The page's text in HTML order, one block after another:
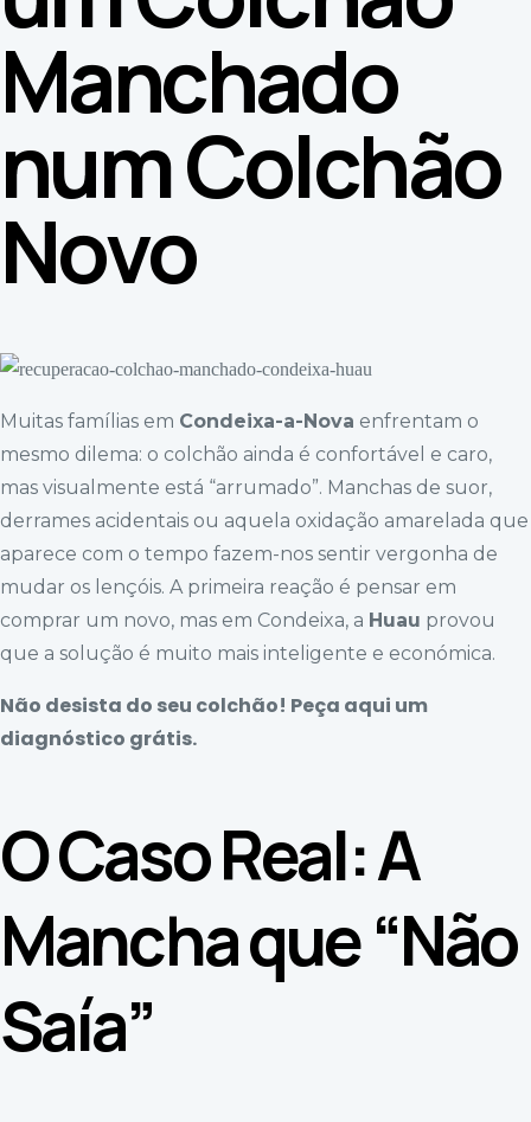
Manchado
num Colchão
Novo
Muitas famílias em Condeixa-a-Nova enfrentam o
mesmo dilema: o colchão ainda é confortável e caro,
mas visualmente está “arrumado”. Manchas de suor,
derrames acidentais ou aquela oxidação amarelada que
aparece com o tempo fazem-nos sentir vergonha de
mudar os lençóis. A primeira reação é pensar em
comprar um novo, mas em Condeixa, a Huau provou
que a solução é muito mais inteligente e económica.
Não desista do seu colchão! Peça aqui um
diagnóstico grátis.
O Caso Real: A
Mancha que “Não
Saía”